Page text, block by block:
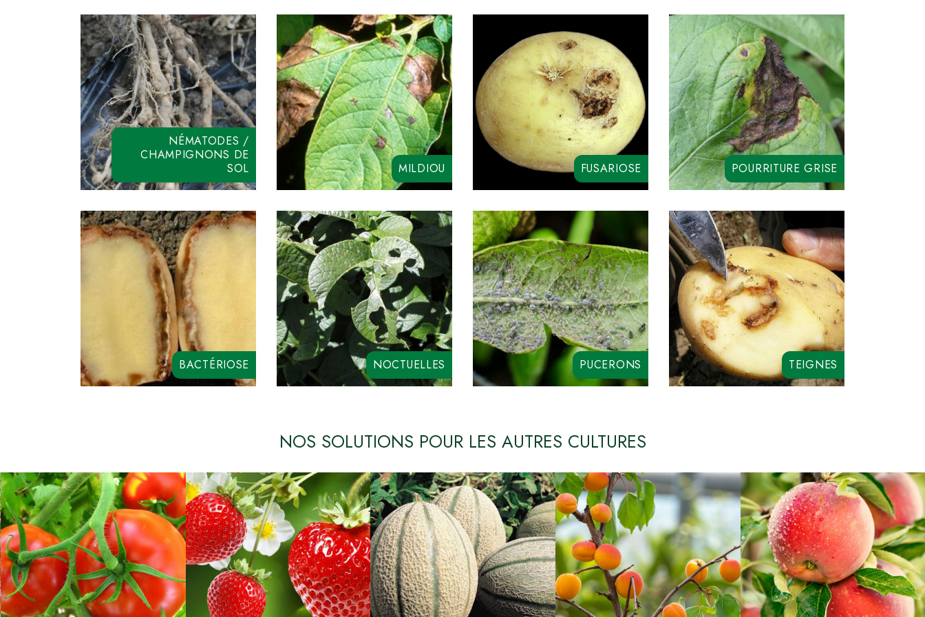
OIKOS MAX DAZITOL
NÉMATODES /
CHAMPIGNONS DE
SOL
VANGUARD SC
MAGMA TRIPLE
COPEZINE 50
MILDIOU
DAZITOL
FUSARIOSE
LEGADO
POURRITURE GRISE
CYCLO R LIQUIDEBACTÉRIOSE
BIO AZA ALLEYA ME
INDO SUPER OIKOS MAX
NOCTUELLES BIO AZA ALLEYA ME
PUCERONS BIO AZA ALLEYA METEIGNES
NOS SOLUTIONS POUR LES AUTRES CULTURES